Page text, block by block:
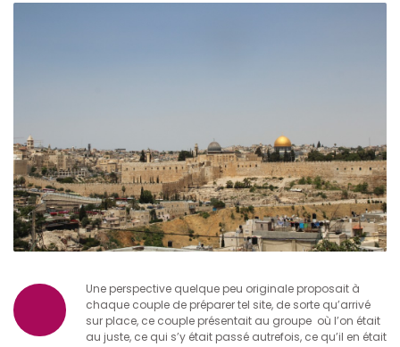
Une perspective quelque peu originale proposait à
chaque couple de préparer tel site, de sorte qu’arrivé
sur place, ce couple présentait au groupe où l’on était
au juste, ce qui s’y était passé autrefois, ce qu’il en était